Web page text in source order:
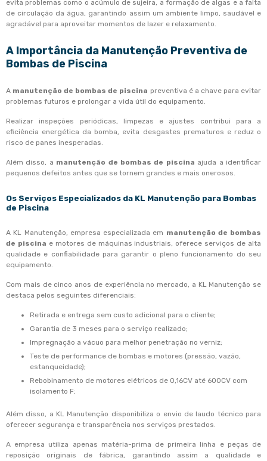
evita problemas como o acúmulo de sujeira, a formação de algas e a falta
de circulação da água, garantindo assim um ambiente limpo, saudável e
agradável para aproveitar momentos de lazer e relaxamento.
A Importância da Manutenção Preventiva de
Bombas de Piscina
A manutenção de bombas de piscina preventiva é a chave para evitar
problemas futuros e prolongar a vida útil do equipamento.
Realizar inspeções periódicas, limpezas e ajustes contribui para a
eficiência energética da bomba, evita desgastes prematuros e reduz o
risco de panes inesperadas.
Além disso, a manutenção de bombas de piscina ajuda a identificar
pequenos defeitos antes que se tornem grandes e mais onerosos.
Os Serviços Especializados da KL Manutenção para Bombas
de Piscina
A KL Manutenção, empresa especializada em manutenção de bombas
de piscina e motores de máquinas industriais, oferece serviços de alta
qualidade e confiabilidade para garantir o pleno funcionamento do seu
equipamento.
Com mais de cinco anos de experiência no mercado, a KL Manutenção se
destaca pelos seguintes diferenciais:
Retirada e entrega sem custo adicional para o cliente;
Garantia de 3 meses para o serviço realizado;
Impregnação a vácuo para melhor penetração no verniz;
Teste de performance de bombas e motores (pressão, vazão,
estanqueidade);
Rebobinamento de motores elétricos de 0,16CV até 600CV com
isolamento F;
Além disso, a KL Manutenção disponibiliza o envio de laudo técnico para
oferecer segurança e transparência nos serviços prestados.
A empresa utiliza apenas matéria-prima de primeira linha e peças de
reposição originais de fábrica, garantindo assim a qualidade e